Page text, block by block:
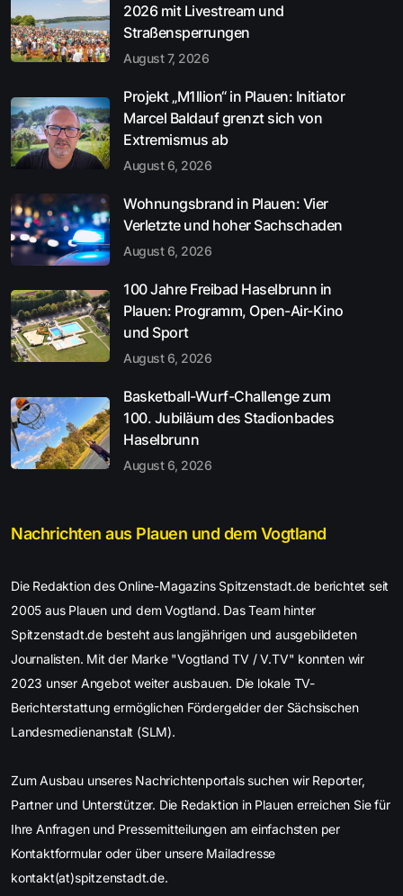
2026 mit Livestream und
Straßensperrungen
August 7, 2026
Projekt „M1llion“ in Plauen: Initiator
Marcel Baldauf grenzt sich von
Extremismus ab
August 6, 2026
Wohnungsbrand in Plauen: Vier
Verletzte und hoher Sachschaden
August 6, 2026
100 Jahre Freibad Haselbrunn in
Plauen: Programm, Open-Air-Kino
und Sport
August 6, 2026
Basketball-Wurf-Challenge zum
100. Jubiläum des Stadionbades
Haselbrunn
August 6, 2026
Nachrichten aus Plauen und dem Vogtland
Die Redaktion des Online-Magazins Spitzenstadt.de berichtet seit
2005 aus Plauen und dem Vogtland. Das Team hinter
Spitzenstadt.de besteht aus langjährigen und ausgebildeten
Journalisten. Mit der Marke "Vogtland TV / V.TV" konnten wir
2023 unser Angebot weiter ausbauen. Die lokale TV-
Berichterstattung ermöglichen Fördergelder der Sächsischen
Landesmedienanstalt (SLM).
Zum Ausbau unseres Nachrichtenportals suchen wir Reporter,
Partner und Unterstützer. Die Redaktion in Plauen erreichen Sie für
Ihre Anfragen und Pressemitteilungen am einfachsten per
Kontaktformular oder über unsere Mailadresse
kontakt(at)spitzenstadt.de.